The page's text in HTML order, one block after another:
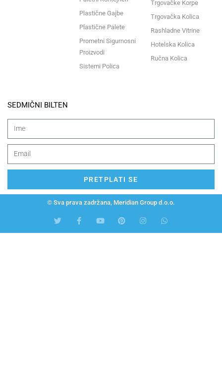
Plastične Gajbe
Plastične Palete
Prometni Sigurnosni
Proizvodi
Sistemi Polica
Trgovačke Korpe
Trgovačka Kolica
Rashladne Vitrine
Hotelska Kolica
Ručna Kolica
SEDMIČNI BILTEN
PRETPLATI SE
© Sva prava zadržana, Meridian Group d.o.o.